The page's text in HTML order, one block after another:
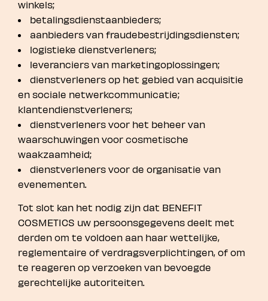
winkels;
betalingsdienstaanbieders;
aanbieders van fraudebestrijdingsdiensten;
logistieke dienstverleners;
leveranciers van marketingoplossingen;
dienstverleners op het gebied van acquisitie
en sociale netwerkcommunicatie;
klantendienstverleners;
dienstverleners voor het beheer van
waarschuwingen voor cosmetische
waakzaamheid;
dienstverleners voor de organisatie van
evenementen.
Tot slot kan het nodig zijn dat BENEFIT
COSMETICS uw persoonsgegevens deelt met
derden om te voldoen aan haar wettelijke,
reglementaire of verdragsverplichtingen, of om
te reageren op verzoeken van bevoegde
gerechtelijke autoriteiten.